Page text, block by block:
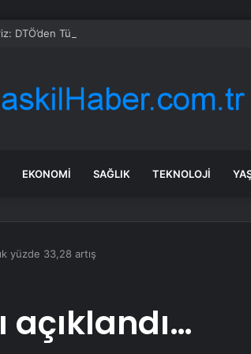
DTÖ’den Türkiye ve Çin’i karşı karşıya getiren
EKONOMI SAĞLIK TEKNOLOJI
yüzde 33,28 artış